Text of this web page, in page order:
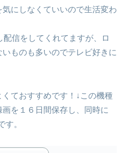
にしなくていいので生活変わ
信をしてくれてますが、ロ
ものも多いのでテレビ好きに
ておすすめです！↓この機種
を１６日間保存し、同時に
す。